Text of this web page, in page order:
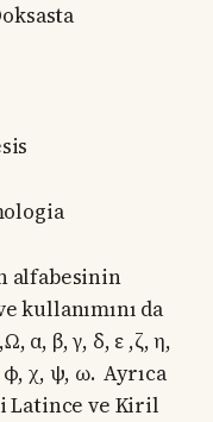
alfabesinin
kullanımını da
α, β, γ, δ, ε ,ζ, η,
φ, χ, ψ, ω. Ayrıca
Latince ve Kiril